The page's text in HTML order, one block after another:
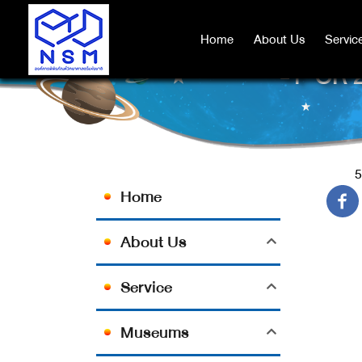
Home About Us Service
Home About Us
-1' OR
Home
About Us
Service
Museums